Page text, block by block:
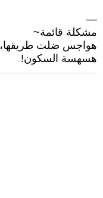
—
مشكلة قائمة~
هواجس ضلت طريقها،
هسهسة السكون!